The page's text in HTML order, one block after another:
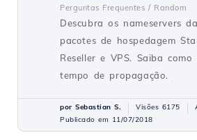
Perguntas Frequentes / Random
Descubra os nameservers
pacotes de hospedagem
Reseller e VPS. Saiba
tempo de propagação.
por Sebastian S. Visões 6175
Publicado em 11/07/2018